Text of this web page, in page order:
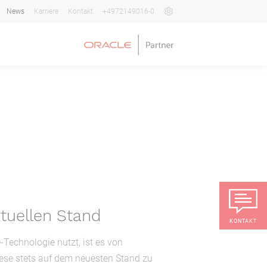
News Karriere Kontakt +4972149016-0
Stand
Technologie nutzt, ist es von
stets auf dem neuesten Stand zu
KONTAKT